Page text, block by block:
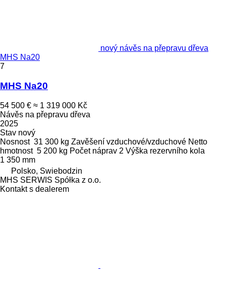
nový návěs na přepravu dřeva
MHS Na20
7
MHS Na20
54 500 € ≈ 1 319 000 Kč
Návěs na přepravu dřeva
2025
Stav nový
Nosnost 31 300 kg Zavěšení vzduchové/vzduchové Netto
hmotnost 5 200 kg Počet náprav 2 Výška rezervního kola
1 350 mm
Polsko, Swiebodzin
MHS SERWIS Spółka z o.o.
Kontakt s dealerem